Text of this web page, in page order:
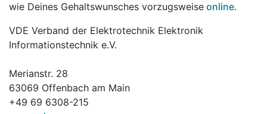
wie Deines Ge­halts­wun­sches vor­zugs­wei­se on­line.
VDE Verband der Elektrotechnik Elektronik
Informationstechnik e.V.
Merianstr. 28
63069 Offenbach am Main
+49 69 6308-215